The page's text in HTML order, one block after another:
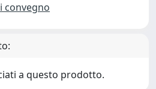
convegno
a questo prodotto.